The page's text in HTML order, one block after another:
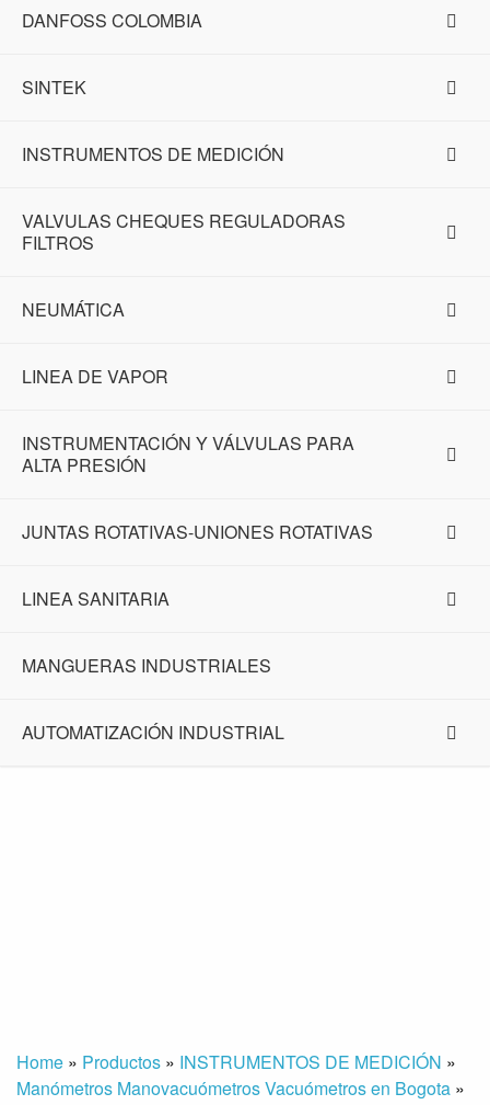
DANFOSS COLOMBIA
SINTEK
INSTRUMENTOS DE MEDICIÓN
VALVULAS CHEQUES REGULADORAS
FILTROS
NEUMÁTICA
LINEA DE VAPOR
INSTRUMENTACIÓN Y VÁLVULAS PARA
ALTA PRESIÓN
JUNTAS ROTATIVAS-UNIONES ROTATIVAS
LINEA SANITARIA
MANGUERAS INDUSTRIALES
AUTOMATIZACIÓN INDUSTRIAL
Home » Productos » INSTRUMENTOS DE MEDICIÓN »
Manómetros Manovacuómetros Vacuómetros en Bogota »